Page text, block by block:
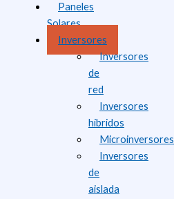
Paneles
Solares
Inversores
Inversores
de
red
Inversores
híbridos
Microinversores
Inversores
de
aislada